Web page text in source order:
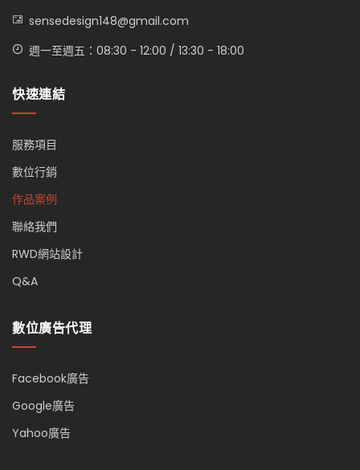
sensedesign148@gmail.com
週一至週五：08:30 - 12:00 / 13:30 - 18:00
快速連結
服務項目
數位行銷
作品案例
聯絡我們
RWD網站設計
Q&A
數位廣告代理
Facebook廣告
Google廣告
Yahoo廣告